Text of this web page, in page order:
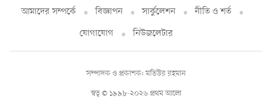
আমাদের সম্পর্কে বিজ্ঞাপন সার্কুলেশন
নীতি ও শর্ত
যোগাযোগ
নিউজলেটার
স্বত্ব © ১৯৯৮-২০২৬ প্রথম আলো
সম্পাদক ও প্রকাশক: মতিউর রহমান